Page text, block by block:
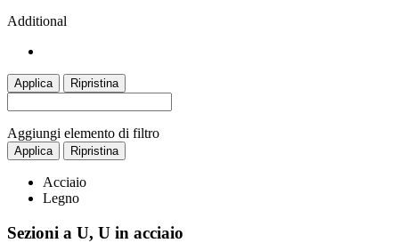
Additional
Applica Ripristina
Aggiungi elemento di filtro
Applica Ripristina
Acciaio
Legno
Sezioni a U, U in acciaio